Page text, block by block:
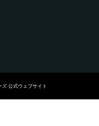
公式ウェブサイト